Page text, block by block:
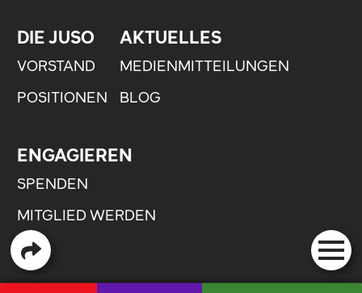
DIE JUSO
VORSTAND
POSITIONEN
AKTUELLES
MEDIENMITTEILUNGEN
BLOG
ENGAGIEREN
SPENDEN
MITGLIED WERDEN